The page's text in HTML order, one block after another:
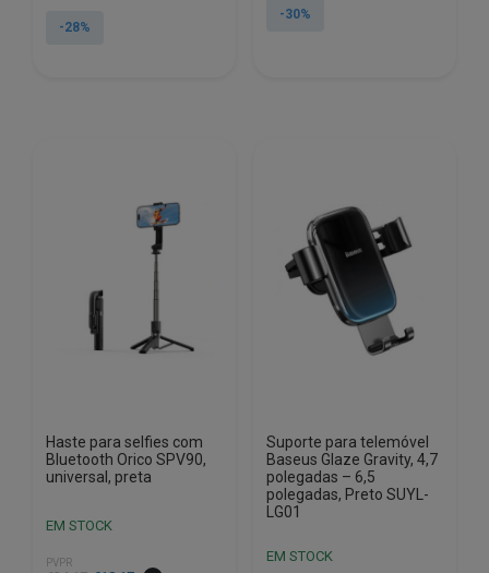
original
atual
-28%
original
atual
-30%
Haste para selfies com
Bluetooth Orico SPV90,
universal, preta
EM STOCK
PVPR
Suporte para telemóvel
Baseus Glaze Gravity, 4,7
polegadas – 6,5
polegadas, Preto SUYL-
LG01
EM STOCK